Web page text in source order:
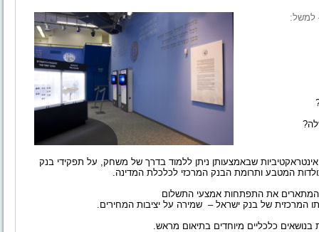
למשל:
שבאמצעותן ניתן ללמוד בדרך של משחק, על תפקידי בנק
המטבע ותרומת הבנק המרכזי לכלכלת המדינה.
את התפתחות אמצעי התשלום
המרכזית של בנק ישראל – שמירה על יציבות המחירים.
בנושאים כלכליים מיוחדים בתיאום מראש.